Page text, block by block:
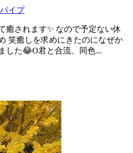
イプ
癒されます✨ なので予定ない休
笑癒しを求めにきたのになぜか
した😂O君と合流、同色...